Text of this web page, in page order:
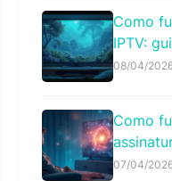
Como
IPTV:
08/04/
Como
07/04/